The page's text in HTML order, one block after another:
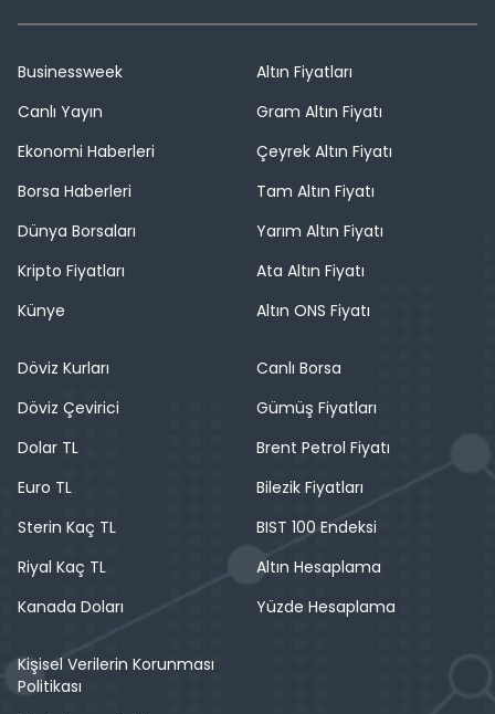
Businessweek
Canlı Yayın
Ekonomi Haberleri
Borsa Haberleri
Dünya Borsaları
Kripto Fiyatları
Künye
Altın Fiyatları
Gram Altın Fiyatı
Çeyrek Altın Fiyatı
Tam Altın Fiyatı
Yarım Altın Fiyatı
Ata Altın Fiyatı
Altın ONS Fiyatı
Döviz Kurları
Döviz Çevirici
Dolar TL
Euro TL
Sterin Kaç TL
Riyal Kaç TL
Kanada Doları
Canlı Borsa
Gümüş Fiyatları
Brent Petrol Fiyatı
Bilezik Fiyatları
BIST 100 Endeksi
Altın Hesaplama
Yüzde Hesaplama
Kişisel Verilerin Korunması
Politikası